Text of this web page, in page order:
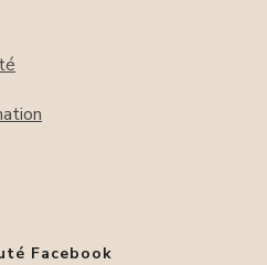
Facebook